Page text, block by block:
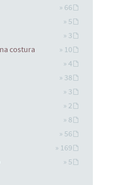
» 66
» 5
» 3
costura
» 10
» 4
» 38
» 3
» 2
» 8
» 56
» 169
» 5